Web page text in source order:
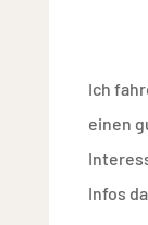
Ich
einen
Infos